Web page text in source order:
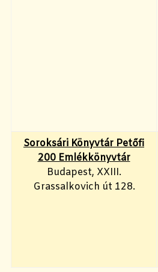
Soroksári Könyvtár Petőfi
200 Emlékkönyvtár
Budapest, XXIII.
Grassalkovich út 128.